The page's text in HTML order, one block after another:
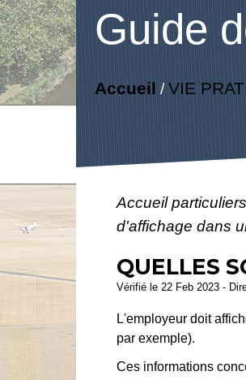
Guide
Accueil /VIE
Accueil particuliers
d'affichage dans
QUELLES
Vérifié le 22 Feb 2023 -
L'employeur doit
par exemple).
Ces informations